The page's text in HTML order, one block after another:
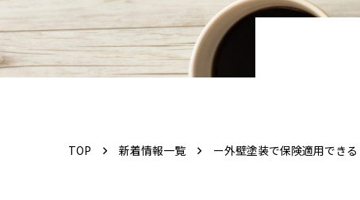
TOP 新着情報一覧 ー外壁塗装で保険適用でき